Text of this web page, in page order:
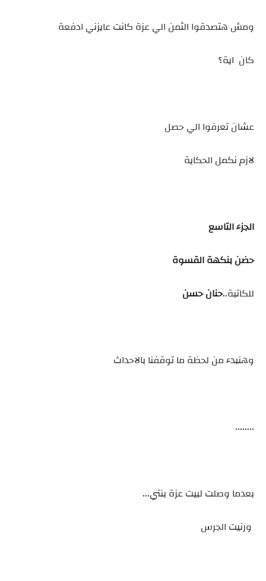
ومش هتصدقوا الثمن الي عزة كانت عايزني ادفعة
كان اية؟
عشان تعرفوا الي حصل
لازم نكمل الحكاية
الجزء التاسع
حضن بنكهة القسوة
للكاتبة..حنان حسن
وهنبدء من لحظة ما توقفنا بالاحداث
........
بعدما وصلت لبيت عزة بنتي...
ورنيت الجرس